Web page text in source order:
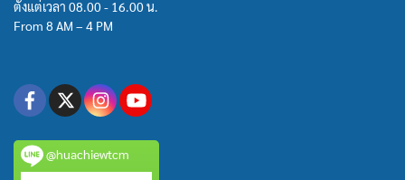
ตั้งแต่เวลา 08.00 - 16.00 น.
From 8 AM – 4 PM
@huachiewtcm